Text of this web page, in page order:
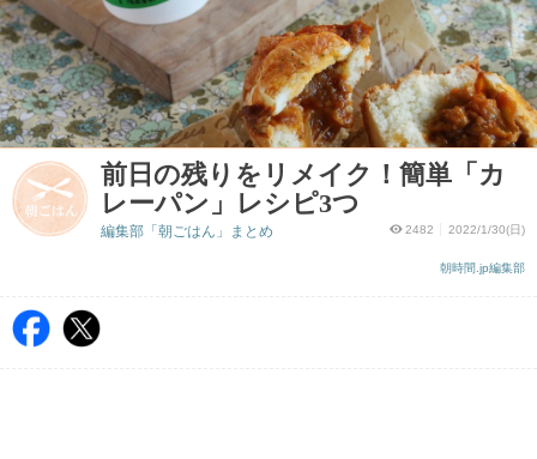
前日の残りをリメイク！簡単「カ
レーパン」レシピ3つ
2482 2022/1/30(日)
朝時間.jp編集部
編集部「朝ごはん」まとめ